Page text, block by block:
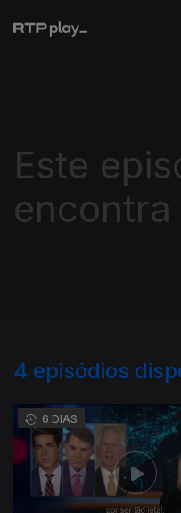
Este
4 episódios
6 DIAS